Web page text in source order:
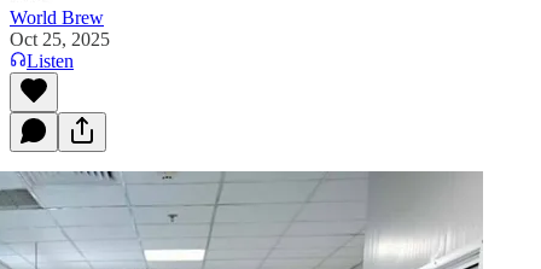
World Brew
Oct 25, 2025
Listen